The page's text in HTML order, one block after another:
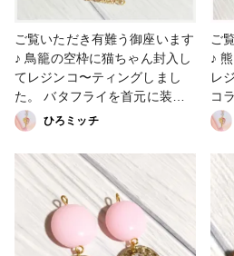
ご覧いただき有難う御座います
♪ 鳥籠の空枠に猫ちゃん封入し
てレジンコ〜ティングしまし
た。 バタフライを首元に装飾
してキラキラ感をだして見まし
た。 鳥籠も可愛いのでめっち
ゃオススメの一点となってま
す。 #キーホルダー #販売中 #
鳥籠空枠 #アクセサリー #ハン
ドメイド #ストラップ #キラキ
ラ #minne #creema #booth
#Twitter #Instagram
ひろミッチ
ご
♪
レ
コ
剤
く
デ
ゃ
クマ #兎#バッグチャーム
#minne